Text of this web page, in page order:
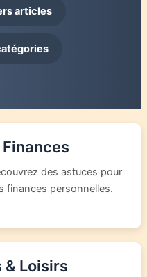
articles
des astuces pour
finances personnelles.
Loisirs